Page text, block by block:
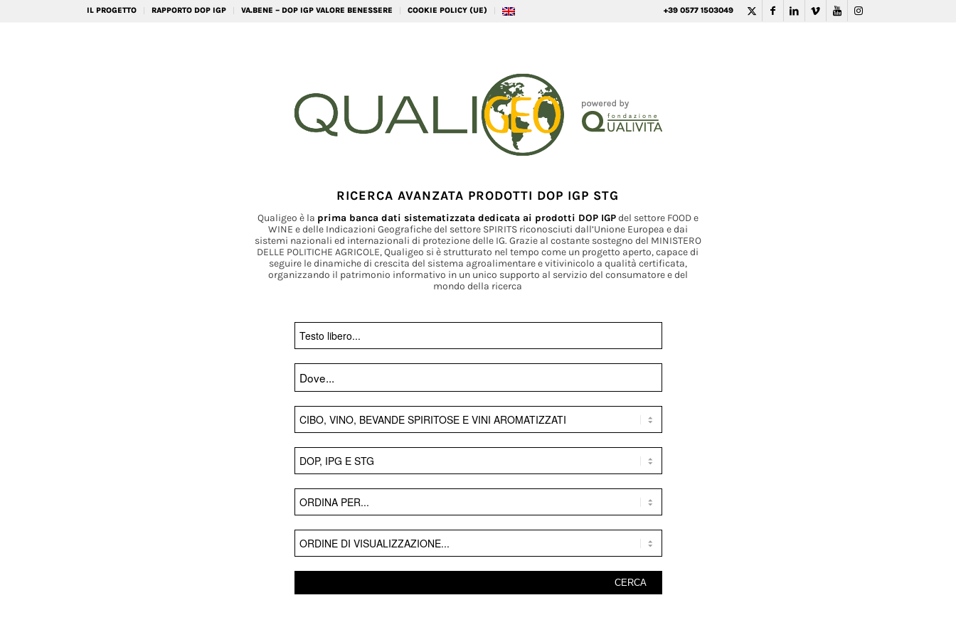
IL PROGETTO RAPPORTO DOP IGP VA.BENE – DOP IGP VALORE BENESSERE COOKIE POLICY (UE) +39 0577 1503049
RICERCA AVANZATA PRODOTTI DOP IGP STG
Qualigeo è la prima banca dati sistematizzata dedicata ai prodotti DOP IGPdel settore FOOD e
WINE e delle Indicazioni Geografiche del settore SPIRITS riconosciuti dall’Unione Europea e dai
sistemi nazionali ed internazionali di protezione delle IG. Grazie al costante sostegno del MINISTERO
DELLE POLITICHE AGRICOLE, Qualigeo si è strutturato nel tempo come un progetto aperto, capace di
seguire le dinamiche di crescita del sistema agroalimentare e vitivinicolo a qualità certificata,
organizzando il patrimonio informativo in un unico supporto al servizio del consumatore e del
mondo della ricerca